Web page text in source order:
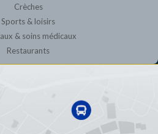
Crèches
Sports & loisirs
& soins médicaux
Restaurants